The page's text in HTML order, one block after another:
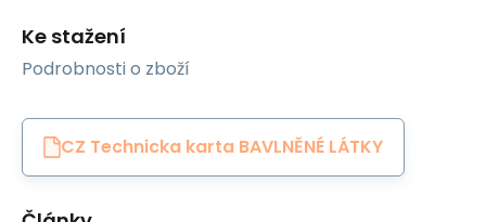
Ke stažení
Podrobnosti o zboží
CZ Technicka karta BAVLNĚNÉ LÁTKY